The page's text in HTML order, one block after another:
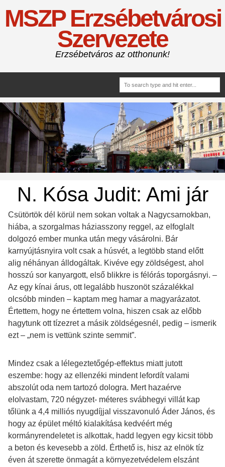
MSZP Erzsébetvárosi
Szervezete
Erzsébetváros az otthonunk!
N. Kósa Judit: Ami jár
Csütörtök dél körül nem sokan voltak a Nagycsarnokban,
hiába, a szorgalmas háziasszony reggel, az elfoglalt
dolgozó ember munka után megy vásárolni. Bár
karnyújtásnyira volt csak a húsvét, a legtöbb stand előtt
alig néhányan álldogáltak. Kivéve egy zöldségest, ahol
hosszú sor kanyargott, első blikkre is félórás toporgásnyi. –
Az egy kínai árus, ott legalább huszonöt százalékkal
olcsóbb minden – kaptam meg hamar a magyarázatot.
Értettem, hogy ne értettem volna, hiszen csak az előbb
hagytunk ott tízezret a másik zöldségesnél, pedig – ismerik
ezt – „nem is vettünk szinte semmit”.
Mindez csak a lélegeztetőgép-effektus miatt jutott
eszembe: hogy az ellenzéki mindent lefordít valami
abszolút oda nem tartozó dologra. Mert hazaérve
elolvastam, 720 négyzet- méteres svábhegyi villát kap
tőlünk a 4,4 milliós nyugdíjjal visszavonuló Áder János, és
hogy az épület méltó kialakítása kedvéért még
kormányrendeletet is alkottak, hadd legyen egy kicsit több
a beton és kevesebb a zöld. Érthető is, hisz az elnök tíz
éven át szerette önmagát a környezetvédelem elszánt